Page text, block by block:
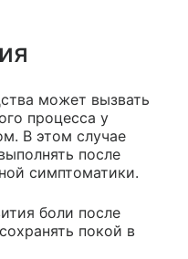
может вызвать
процесса у
В этом случае
после
симптоматики.
боли после
покой в